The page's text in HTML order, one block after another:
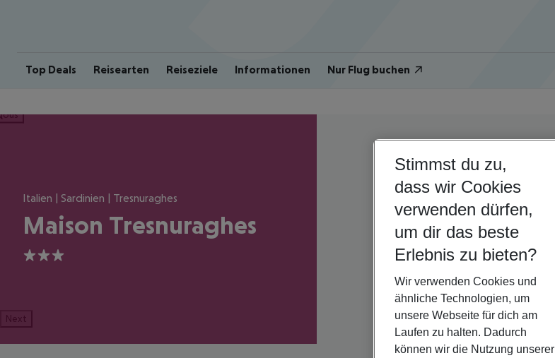
Top Deals Reisearten Reiseziele Informationen Nur Flug buchen
Italien | Sardinien | Tresnuraghes
Maison Tresnuraghes
3
Next
Stimmst du zu,
dass wir Cookies
verwenden dürfen,
um dir das beste
Erlebnis zu bieten?
Wir verwenden Cookies und
ähnliche Technologien, um
unsere Webseite für dich am
Laufen zu halten. Dadurch
können wir die Nutzung unserer